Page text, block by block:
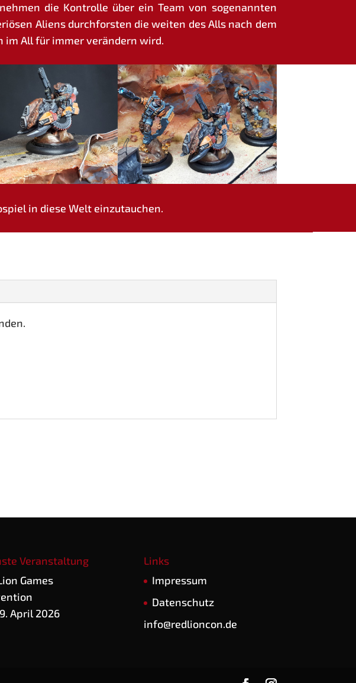
die Kon­trol­le über ein Team von soge­nann­ten
Ali­ens durch­fors­ten die wei­ten des Alls nach dem
im All für immer ver­än­dern wird.
in die­se Welt einzutauchen.
Veranstaltung
Games
April 2026
Links
Impres­sum
Daten­schutz
info@redlioncon.de